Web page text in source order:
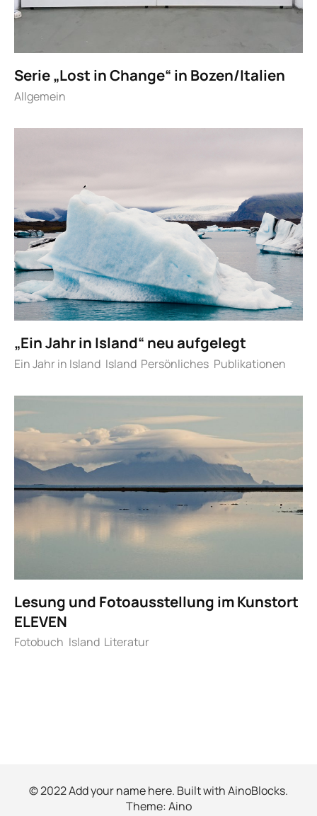
Serie „Lost in Change“ in Bozen/Italien
Allgemein
„Ein Jahr in Island“ neu aufgelegt
Ein Jahr in Island Island Persönliches Publikationen
Lesung und Fotoausstellung im Kunstort
ELEVEN
Fotobuch Island Literatur
© 2022 Add your name here. Built withAinoBlocks.
Theme:Aino